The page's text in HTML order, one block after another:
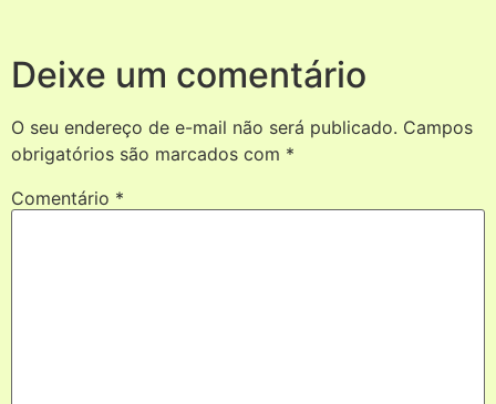
Deixe um comentário
O seu endereço de e-mail não será publicado. Campos
obrigatórios são marcados com *
Comentário *